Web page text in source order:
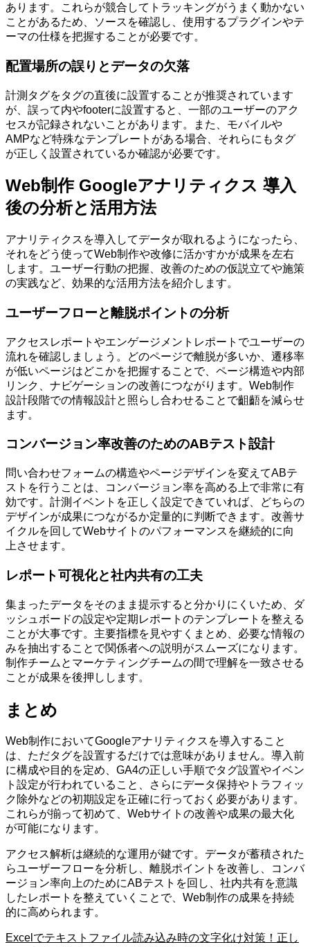
あります。これらが競合してトラッキングがうまく動かない
ことがあるため、ソースを確認し、使用するプラグインやテ
ーマの仕様を把握することが必要です。
配置場所の誤りとデータの欠落
計測タグをタグの直後に設置することが推奨されています
が、誤って内やfooterに設置すると、一部のユーザーのアク
セスが記録されないことがあります。また、モバイルや
AMPなど特殊なテンプレートがある場合、それらにもタグ
が正しく設置されているか確認が必要です。
Web制作 Googleアナリティクス 導入
後の分析と活用方法
アナリティクスを導入してデータが取れるようになったら、
それをどう使ってWeb制作や改修に活かすかが成果を左右
します。ユーザー行動の把握、改善のための仮説立てや施策
の実践など、効果的な活用方法を紹介します。
ユーザーフローと離脱ポイントの分析
アクセスレポートやエンゲージメントレポートでユーザーの
流れを確認しましょう。どのページで離脱が多いか、遷移率
が低いページはどこかを把握することで、ページ構造や内部
リンク、ナビゲーションの改善につながります。Web制作
設計段階での情報設計と照らし合わせることで齟齬を減らせ
ます。
コンバージョン率改善のためのABテスト設計
問い合わせフォームの構造やページデザインを変えてABテ
ストを行うことは、コンバージョン率を高める上で非常に有
効です。計測イベントを正しく設定できていれば、どちらの
デザインが成果につながるか定量的に判断できます。改善サ
イクルを回してWebサイトのパフォーマンスを継続的に向
上させます。
レポート可視化と社内共有の工夫
集まったデータをそのまま提示すると分かりにくいため、ダ
ッシュボードの設定や定期レポートのテンプレートを整える
ことが大事です。主要指標を見やすくまとめ、必要な情報の
みを抽出することで関係者への説明がスムーズになります。
制作チームとマーケティングチームの間で理解を一致させる
ことが成果を後押しします。
まとめ
Web制作においてGoogleアナリティクスを導入すること
は、ただタグを設置するだけでは意味がありません。導入前
に構成や目的を定め、GA4の正しい手順でタグ設置やイベン
ト設定が行われていること、さらにデータ保持やトラフィッ
ク除外などの初期設定を正確に行っておく必要があります。
これらが揃って初めて、Webサイトの改善や成果の最大化
が可能になります。
アクセス解析は継続的な運用が鍵です。データが蓄積された
らユーザーフローを分析し、離脱ポイントを改善し、コンバ
ージョン率向上のためにABテストを回し、社内共有を意識
したレポートを整えていくことで、Web制作の成果を持続
的に高められます。
Excelでテキストファイル読み込み時の文字化け対策！正し